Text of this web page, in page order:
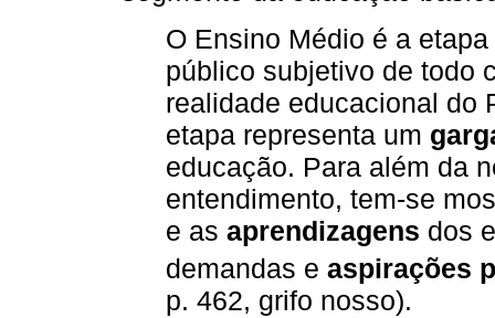
O Ensino Médio é a
público subjetivo de todo
realidade educacional do
etapa representa um
educação. Para além da
entendimento, tem-se
e as aprendizagens dos
demandas e aspirações
p. 462, grifo nosso).